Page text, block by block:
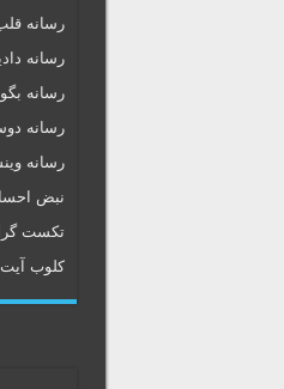
رسانه
رسانه
رسانه
رسانه
رسانه
نبض
تکست
کلوب آیت